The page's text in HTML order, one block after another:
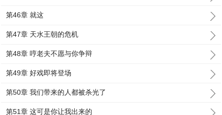
第46章 就这
第47章 天水王朝的危机
第48章 哼老夫不愿与你争辩
第49章 好戏即将登场
第50章 我们带来的人都被杀光了
第51章 这可是你让我出来的